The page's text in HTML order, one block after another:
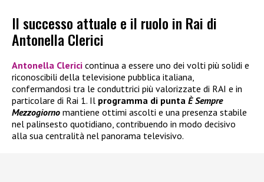
Il successo attuale e il ruolo in Rai di
Antonella Clerici
Antonella Clerici continua a essere uno dei volti più solidi e
riconoscibili della televisione pubblica italiana,
confermandosi tra le conduttrici più valorizzate di RAI e in
particolare di Rai 1. Il programma di punta È Sempre
Mezzogiorno mantiene ottimi ascolti e una presenza stabile
nel palinsesto quotidiano, contribuendo in modo decisivo
alla sua centralità nel panorama televisivo.